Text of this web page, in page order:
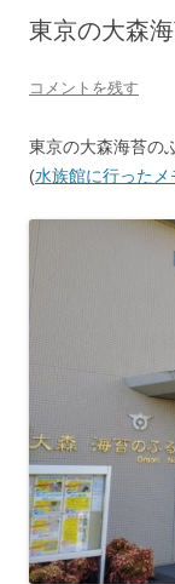
東京の大森
コメントを残す
東京の大森海苔の
(水族館に行ったメ